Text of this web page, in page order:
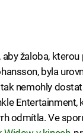
aby žaloba,
byla
nemohly
Entertainment,
odmítla. Ve